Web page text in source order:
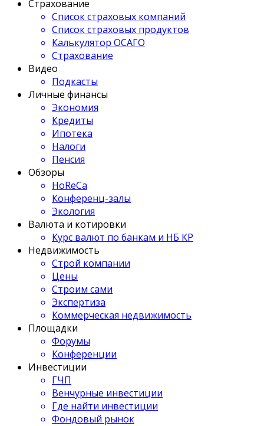
Страхование
Список страховых компаний
Список страховых продуктов
Калькулятор ОСАГО
Страхование
Видео
Подкасты
Личные финансы
Экономия
Кредиты
Ипотека
Налоги
Пенсия
Обзоры
HoReCa
Конференц-залы
Экология
Валюта и котировки
Курс валют по банкам и НБ КР
Недвижимость
Строй компании
Цены
Строим сами
Экспертиза
Коммерческая недвижимость
Площадки
Форумы
Конференции
Инвестиции
ГЧП
Венчурные инвестиции
Где найти инвестиции
Фондовый рынок